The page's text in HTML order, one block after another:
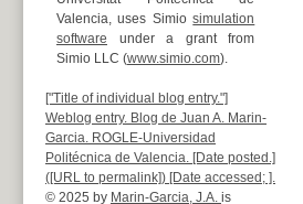
Valencia, uses Simiosimulation
software under a grant from
Simio LLC (www.simio.com).
["Title of individual blog entry."]
Weblog entry. Blog de Juan A. Marin-
Garcia. ROGLE-Universidad
Politécnica de Valencia. [Date posted.]
([URL to permalink]) [Date accessed; ].
© 2025 by Marin-Garcia, J.A. is